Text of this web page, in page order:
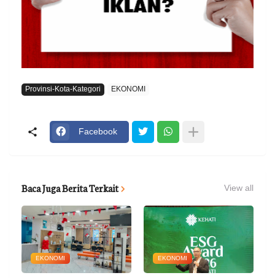
Provinsi-Kota-Kategori EKONOMI
Facebook
Baca Juga Berita Terkait View all
EKONOMI EKONOMI